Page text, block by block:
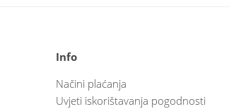
Info
Načini plaćanja
Uvjeti iskorištavanja pogodnosti